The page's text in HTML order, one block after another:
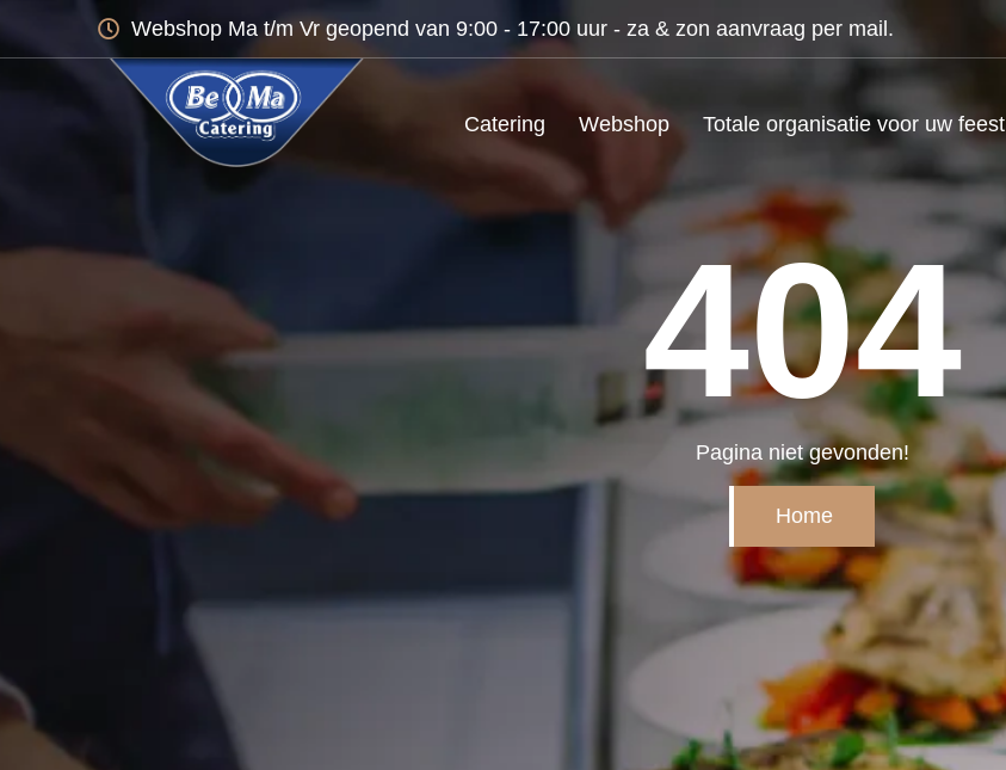
Webshop Ma t/m Vr geopend van 9:00 - 17:00 uur - za & zon aanvraag per mail.
Catering Webshop Totale organisatie voor uw feest
404
Pagina niet gevonden!
Home